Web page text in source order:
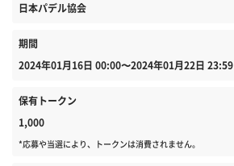
日本パデル協会
期間
2024年01月16日 00:00〜2024年01月22日 23:59
保有トークン
1,000
*応募や当選により、トークンは消費されません。